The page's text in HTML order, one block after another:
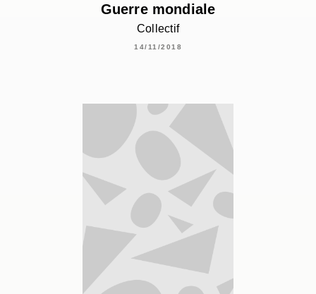
Guerre mondiale
Collectif
14/11/2018